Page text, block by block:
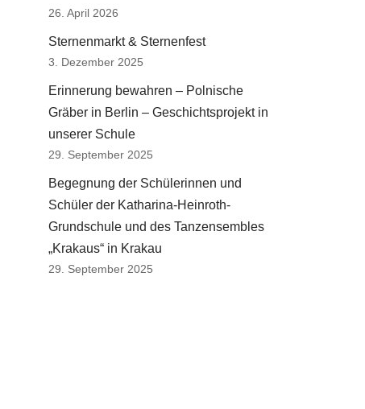
26. April 2026
Sternenmarkt & Sternenfest
3. Dezember 2025
Erinnerung bewahren – Polnische
Gräber in Berlin – Geschichtsprojekt in
unserer Schule
29. September 2025
Begegnung der Schülerinnen und
Schüler der Katharina-Heinroth-
Grundschule und des Tanzensembles
„Krakaus“ in Krakau
29. September 2025